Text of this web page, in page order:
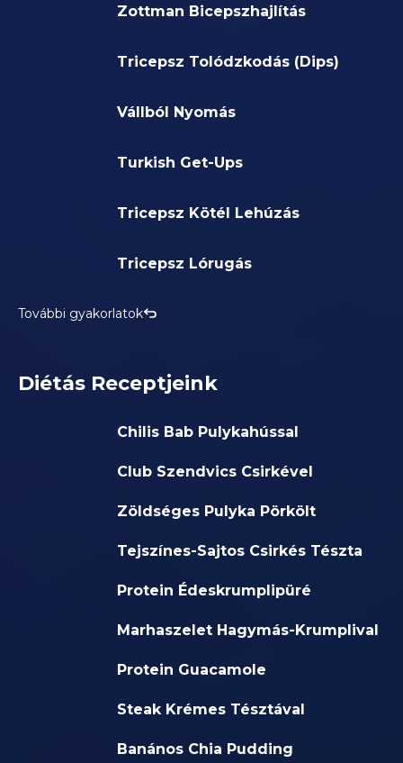
Zottman Bicepszhajlítás
Tricepsz Tolódzkodás (Dips)
Vállból Nyomás
Turkish Get-Ups
Tricepsz Kötél Lehúzás
Tricepsz Lórugás
További gyakorlatok
Diétás Receptjeink
Chilis Bab Pulykahússal
Club Szendvics Csirkével
Zöldséges Pulyka Pörkölt
Tejszínes-Sajtos Csirkés Tészta
Protein Édeskrumplipüré
Marhaszelet Hagymás-Krumplival
Protein Guacamole
Steak Krémes Tésztával
Banános Chia Pudding